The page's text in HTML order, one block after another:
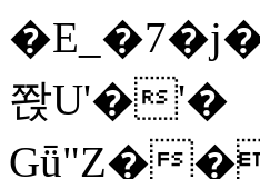
쫝U'�'�
Gǖ"Z�